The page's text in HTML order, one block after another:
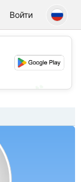
Войти
💕